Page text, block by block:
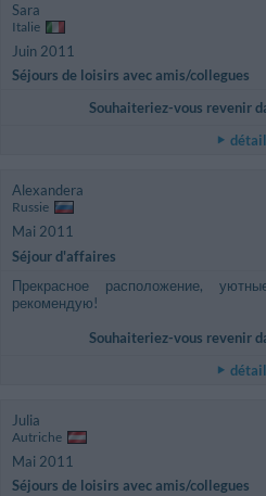
Sara
Italie
Juin 2011
Séjours de loisirs avec amis/collegues
Souhaiteriez-vous revenir
Alexandera
Russie
Mai 2011
Séjour d'affaires
Прекрасное расположение,
рекомендую!
Souhaiteriez-vous revenir
Julia
Autriche
Mai 2011
Séjours de loisirs avec amis/collegues